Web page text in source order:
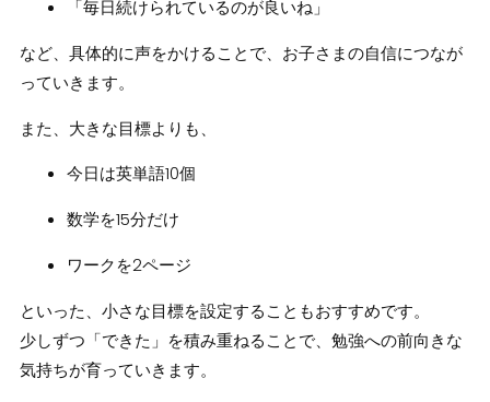
「毎日続けられているのが良いね」
など、具体的に声をかけることで、お子さまの自信につなが
っていきます。
また、大きな目標よりも、
今日は英単語10個
数学を15分だけ
ワークを2ページ
といった、小さな目標を設定することもおすすめです。
少しずつ「できた」を積み重ねることで、勉強への前向きな
気持ちが育っていきます。